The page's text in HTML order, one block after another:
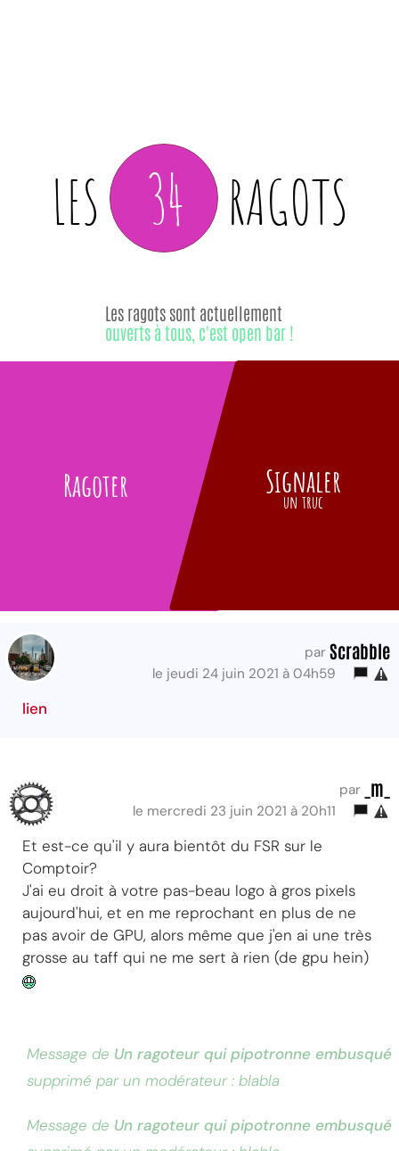
LES 34 RAGOTS
Ragoter
Les ragots sont actuellement
ouverts à tous, c'est open bar !
Signaler
un truc
par Scrabble
le jeudi 24 juin 2021 à 04h59
lien
par _m_
le mercredi 23 juin 2021 à 20h11
Et est-ce qu'il y aura bientôt du FSR sur le
Comptoir?
J'ai eu droit à votre pas-beau logo à gros pixels
aujourd'hui, et en me reprochant en plus de ne
pas avoir de GPU, alors même que j'en ai une très
grosse au taff qui ne me sert à rien (de gpu hein)
Message de Un ragoteur qui pipotronne embusqué
supprimé par un modérateur : blabla
Message de Un ragoteur qui pipotronne embusqué